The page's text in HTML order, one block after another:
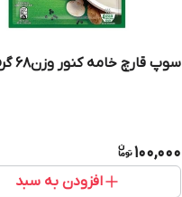
سوپ قارچ خامه کنور وزن68 گرم
100,000
افزودن به سبد